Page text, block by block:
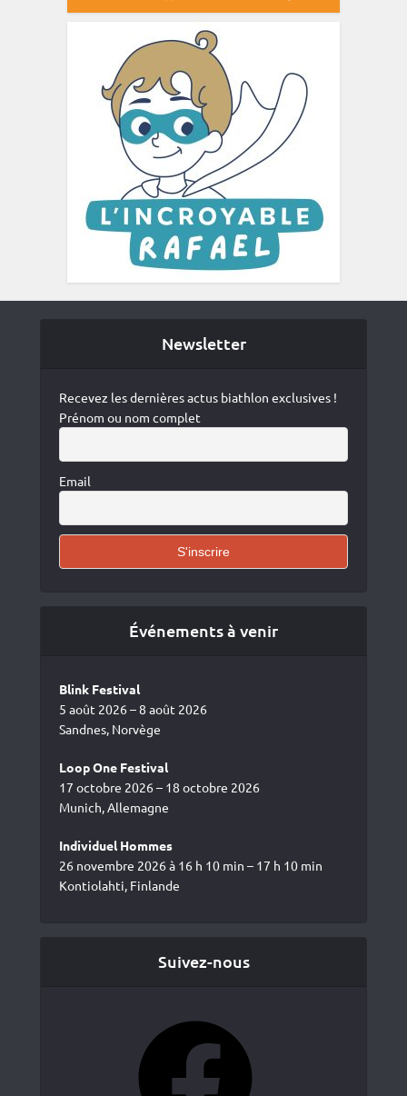
Newsletter
Recevez les dernières actus biathlon exclusives !
Prénom ou nom complet
Email
Événements à venir
Blink Festival
5 août 2026 – 8 août 2026
Sandnes, Norvège
Loop One Festival
17 octobre 2026 – 18 octobre 2026
Munich, Allemagne
Individuel Hommes
26 novembre 2026 à 16 h 10 min – 17 h 10 min
Kontiolahti, Finlande
Suivez-nous